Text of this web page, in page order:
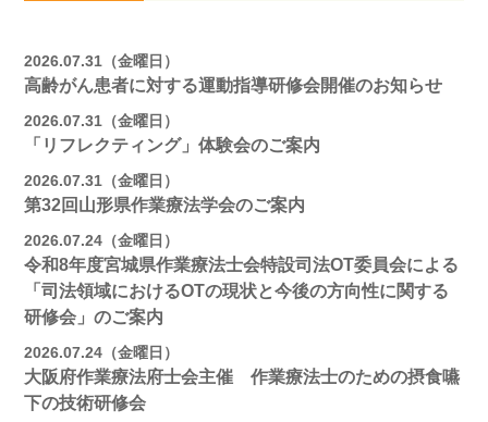
2026.07.31（金曜日）
高齢がん患者に対する運動指導研修会開催のお知らせ
2026.07.31（金曜日）
「リフレクティング」体験会のご案内
2026.07.31（金曜日）
第32回山形県作業療法学会のご案内
2026.07.24（金曜日）
令和8年度宮城県作業療法士会特設司法OT委員会による
「司法領域におけるOTの現状と今後の方向性に関する
研修会」のご案内
2026.07.24（金曜日）
大阪府作業療法府士会主催 作業療法士のための摂食嚥
下の技術研修会